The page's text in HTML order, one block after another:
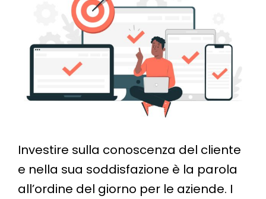
Investire sulla conoscenza del cliente
e nella sua soddisfazione è la parola
all’ordine del giorno per le aziende. I